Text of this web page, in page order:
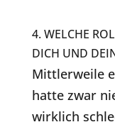
4. WELCHE
DICH UND
Mittlerweile
hatte zwar
wirklich